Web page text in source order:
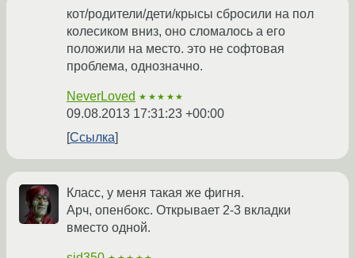
кот/родители/дети/крысы сбросили на пол
колесиком вниз, оно сломалось а его
положили на место. это не софтовая
проблема, однозначно.
NeverLoved ★★★★★
09.08.2013 17:31:23 +00:00
Ссылка
Класс, у меня такая же фигня.
Арч, опенбокс. Открывает 2-3 вкладки
вместо одной.